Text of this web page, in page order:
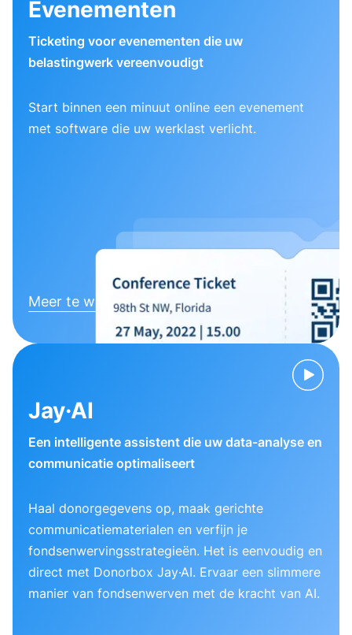
Evenementen
Ticketing voor evenementen die uw
belastingwerk vereenvoudigt
Start binnen een minuut online een evenement
met software die uw werklast verlicht.
Meer te weten komen
Jay·AI
Een intelligente assistent die uw data-analyse en
communicatie optimaliseert
Haal donorgegevens op, maak gerichte
communicatiematerialen en verfijn je
fondsenwervingsstrategieën. Het is eenvoudig en
direct met Donorbox Jay·AI. Ervaar een slimmere
manier van fondsenwerven met de kracht van AI.